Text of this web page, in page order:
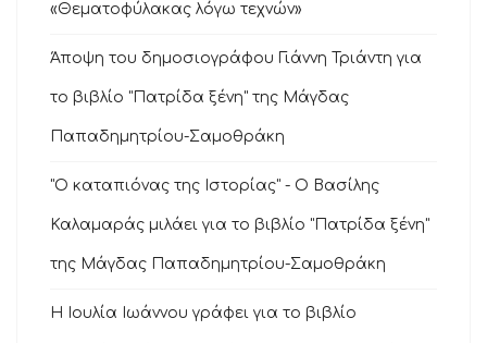
«Θεματοφύλακας λόγω τεχνών»
Άποψη του δημοσιογράφου Γιάννη Τριάντη για
το βιβλίο "Πατρίδα ξένη" της Μάγδας
Παπαδημητρίου-Σαμοθράκη
"Ο καταπιόνας της Ιστορίας" - Ο Βασίλης
Καλαμαράς μιλάει για το βιβλίο "Πατρίδα ξένη"
της Μάγδας Παπαδημητρίου-Σαμοθράκη
Η Ιουλία Ιωάννου γράφει για το βιβλίο